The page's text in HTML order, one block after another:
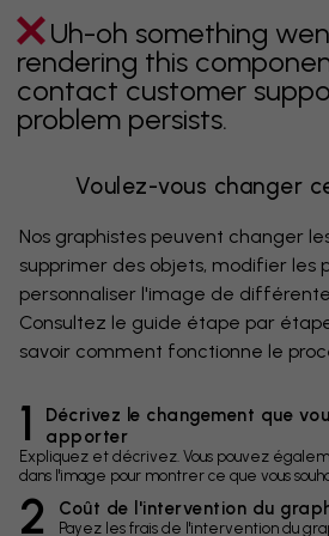
Uh-oh something
rendering this
contact customer
problem persists.
Voulez-vous changer
Nos graphistes peuvent changer
supprimer des objets, modifier les
personnaliser l'image de
Consultez le guide étape par
savoir comment fonctionne le
1
Décrivez le changement que
apporter
Expliquez et décrivez. Vous pouvez
dans l'image pour montrer ce que vous
2 Coût de l'intervention du
Payez les frais de l'intervention du